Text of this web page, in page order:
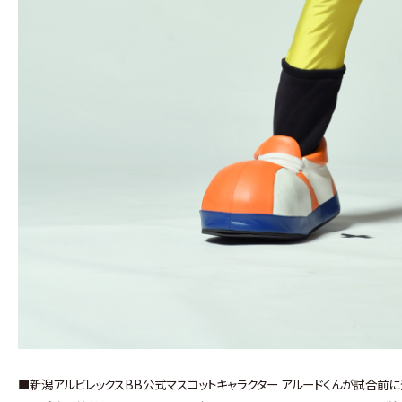
■新潟アルビレックスBB公式マスコットキャラクター アルードくんが試合前に